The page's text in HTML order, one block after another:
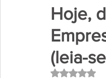
Hoje,
(leia-
Avaliado